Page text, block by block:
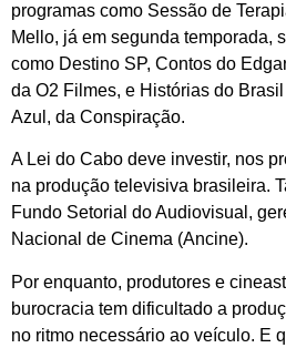
programas como Sessão de
Mello, já em segunda temporada,
como Destino SP, Contos do
da O2 Filmes, e Histórias do
Azul, da Conspiração.
A Lei do Cabo deve investir, nos
na produção televisiva brasileira.
Fundo Setorial do Audiovisual,
Nacional de Cinema (Ancine).
Por enquanto, produtores e
burocracia tem dificultado a
no ritmo necessário ao veículo. E